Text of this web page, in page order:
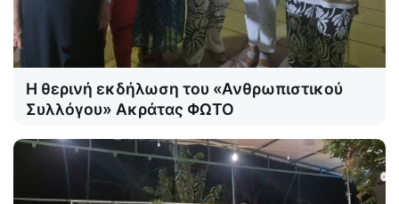
Η θερινή εκδήλωση του «Ανθρωπιστικού
Συλλόγου» Ακράτας ΦΩΤΟ